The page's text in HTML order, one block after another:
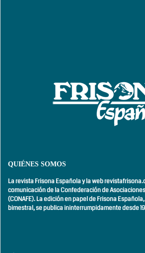
QUIÉNES SOMOS
La revista Frisona Española y la web
comunicación de la Confederación de
(CONAFE). La edición en papel de Frisona
bimestral,se publica ininterrumpidamente desde